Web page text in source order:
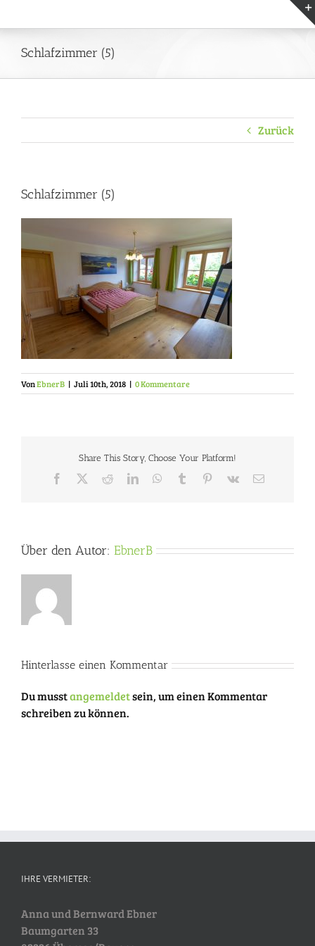
Schlafzimmer (5)
Zurück
Schlafzimmer (5)
VonEbnerB | Juli 10th, 2018 | 0 Kommentare
Share This Story, Choose Your Platform!
Facebook RedditLinkedInWhatsApp
Tumblr Pinterest
Vk
E-
Über den Autor: EbnerB
Hinterlasse einen Kommentar
Du musstangemeldetsein, um einen Kommentar
schreiben zu können.
IHRE VERMIETER:
Anna und Bernward Ebner
Baumgarten 33